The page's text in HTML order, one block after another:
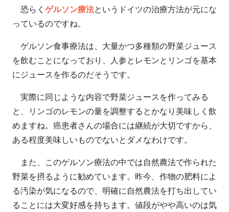
恐らく ゲルソン療法というドイツの治療方法が元にな
っているのですね。
ゲルソン食事療法は、大量かつ多種類の野菜ジュース
を飲むことになっており、人参とレモンとリンゴを基本
にジュースを作るのだそうです。
実際に同じような内容で野菜ジュースを作ってみる
と、リンゴのレモンの量を調整するとかなり美味しく飲
めますね。癌患者さんの場合には継続が大切ですから、
ある程度美味しいものでないとダメなわけです。
また、このゲルソン療法の中では自然農法で作られた
野菜を摂るように勧めています。昨今、作物の肥料によ
る汚染が気になるので、明確に自然農法を打ち出してい
ることには大変好感を持ちます。値段がやや高いのは気